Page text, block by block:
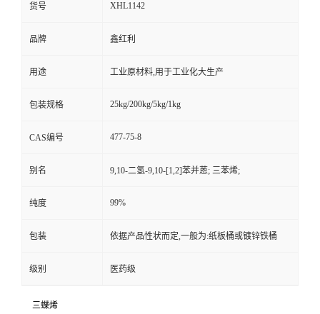
货号 XHL1142
品牌 鑫红利
用途 工业原材料,用于工业化大生产
包装规格 25kg/200kg/5kg/1kg
CAS编号 477-75-8
别名 9,10-二氢-9,10-[1,2]苯并蒽; 三苯烯;
纯度 99%
包装 依据产品性状而定,一般为:纸板桶或镀锌铁桶
级别 医药级
三蝶烯